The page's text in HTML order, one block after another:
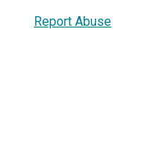
Report Abuse